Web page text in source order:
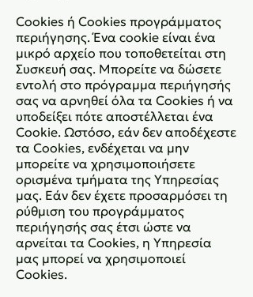
Cookies ή Cookies προγράμματος
περιήγησης. Ένα cookie είναι ένα
μικρό αρχείο που τοποθετείται στη
Συσκευή σας. Μπορείτε να δώσετε
εντολή στο πρόγραμμα περιήγησής
σας να αρνηθεί όλα τα Cookies ή να
υποδείξει πότε αποστέλλεται ένα
Cookie. Ωστόσο, εάν δεν αποδέχεστε
τα Cookies, ενδέχεται να μην
μπορείτε να χρησιμοποιήσετε
ορισμένα τμήματα της Υπηρεσίας
μας. Εάν δεν έχετε προσαρμόσει τη
ρύθμιση του προγράμματος
περιήγησής σας έτσι ώστε να
αρνείται τα Cookies, η Υπηρεσία
μας μπορεί να χρησιμοποιεί
Cookies.